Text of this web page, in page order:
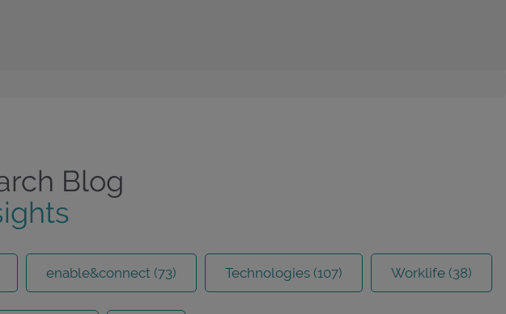
Blog
enable&connect (73) Technologies (107) Worklife (38)